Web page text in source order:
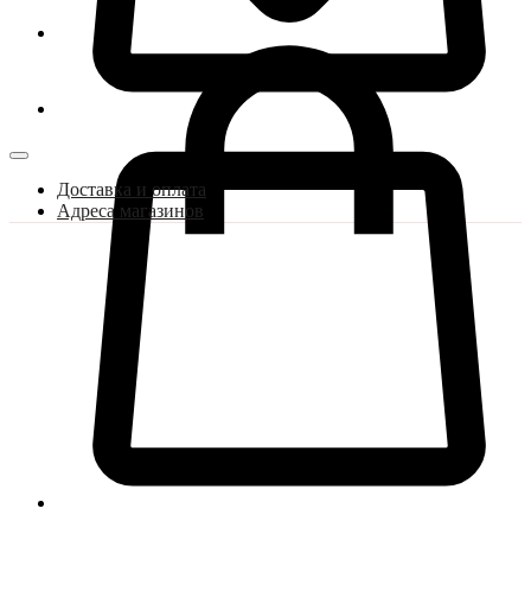
Доставка и оплата
Адреса магазинов